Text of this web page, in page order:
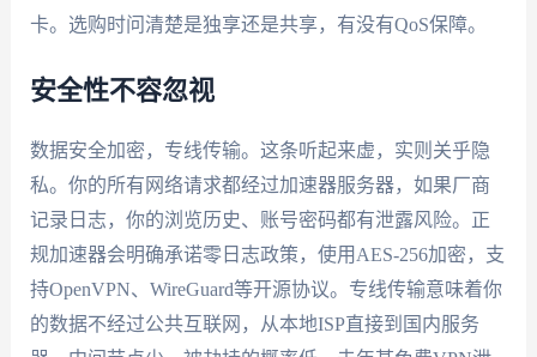
卡。选购时问清楚是独享还是共享，有没有QoS保障。
安全性不容忽视
数据安全加密，专线传输。这条听起来虚，实则关乎隐
私。你的所有网络请求都经过加速器服务器，如果厂商
记录日志，你的浏览历史、账号密码都有泄露风险。正
规加速器会明确承诺零日志政策，使用AES-256加密，支
持OpenVPN、WireGuard等开源协议。专线传输意味着你
的数据不经过公共互联网，从本地ISP直接到国内服务